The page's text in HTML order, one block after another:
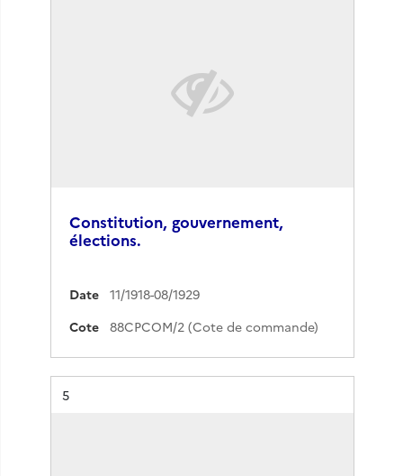
Constitution, gouvernement,
élections.
Date
11/1918-08/1929
Cote
88CPCOM/2 (Cote de commande)
Résultat n°
5